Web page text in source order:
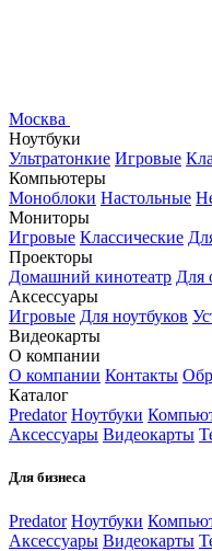
Москва
Ноутбуки
Ультратонкие Игровые
Компьютеры
Моноблоки Настольные
Мониторы
Игровые Классические
Проекторы
Домашний кинотеатр Для
Аксессуары
Игровые Для ноутбуков
Видеокарты
О компании
О компании Контакты
Каталог
Predator Ноутбуки
Аксессуары Видеокарты
Для бизнеса
Predator Ноутбуки
Аксессуары Видеокарты